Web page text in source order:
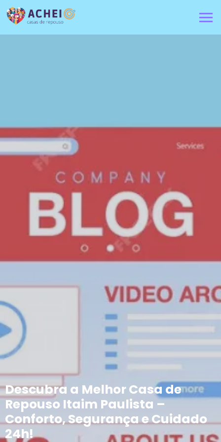
Descubra a Melhor Casa de
Repouso Itaim Paulista –
Conforto, Segurança e Cuidado
24h!